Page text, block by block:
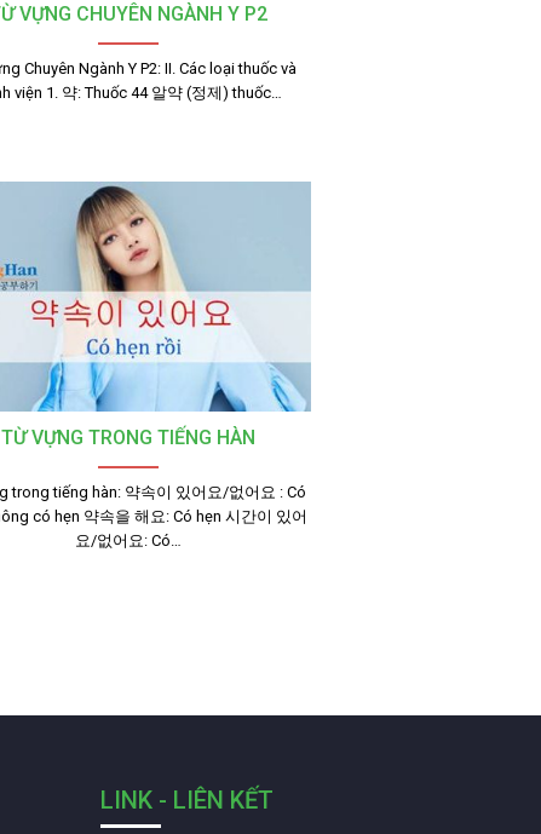
VỰNG CHUYÊN NGÀNH Y P2
Chuyên Ngành Y P2: II. Các loại thuốc và
viện 1. 약: Thuốc 44 알약 (정제) thuốc…
TỪ VỰNG TRONG TIẾNG HÀN
trong tiếng hàn: 약속이 있어요/없어요 : Có
có hẹn 약속을 해요: Có hẹn 시간이 있어
요/없어요: Có…
LINK - LIÊN KẾT